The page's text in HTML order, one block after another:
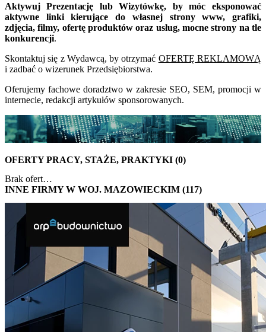
Aktywuj Prezentację lub Wizytówkę, by móc eksponować
aktywne linki kierujące do własnej strony www, grafiki,
zdjęcia, filmy, ofertę produktów oraz usług, mocne strony na tle
konkurencji.
Skontaktuj się z Wydawcą, by otrzymać OFERTĘ REKLAMOWĄ
i zadbać o wizerunek Przedsiębiorstwa.
Oferujemy fachowe doradztwo w zakresie SEO, SEM, promocji w
internecie, redakcji artykułów sponsorowanych.
OFERTY PRACY, STAŻE, PRAKTYKI (0)
Brak ofert…
INNE FIRMY W WOJ. MAZOWIECKIM (117)